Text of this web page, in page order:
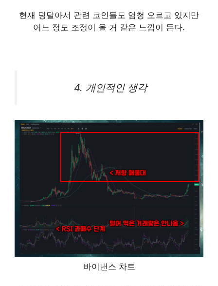
현재 덩달아서 관련 코인들도 엄청 오르고 있지만
어느 정도 조정이 올 거 같은 느낌이 든다.
4. 개인적인 생각
바이낸스 차트